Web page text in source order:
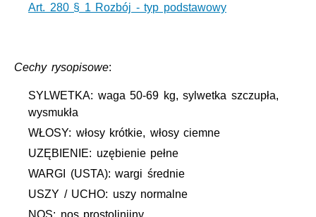
Art. 280 § 1 Rozbój - typ podstawowy
Cechy rysopisowe:
SYLWETKA: waga 50-69 kg, sylwetka szczupła,
wysmukła
WŁOSY: włosy krótkie, włosy ciemne
UZĘBIENIE: uzębienie pełne
WARGI (USTA): wargi średnie
USZY / UCHO: uszy normalne
NOS: nos prostolinijny